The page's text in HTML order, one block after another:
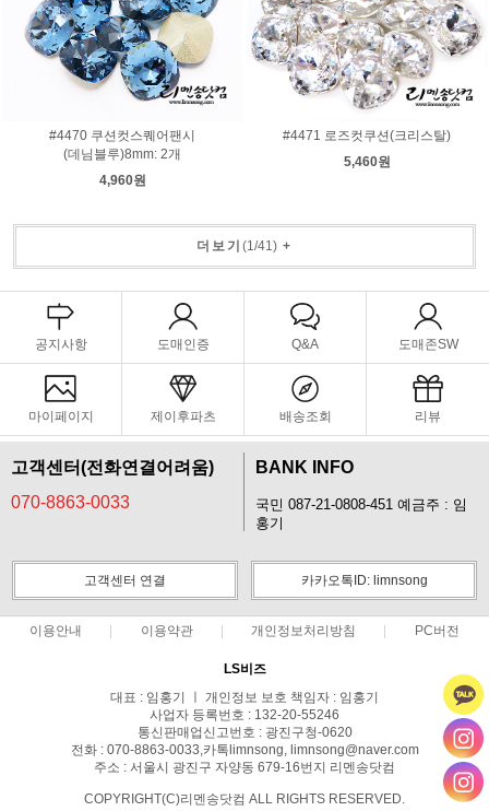
#4470 쿠션컷스퀘어팬시
(데님블루)8mm: 2개
4,960원
#4471 로즈컷쿠션(크리스탈)
5,460원
더보기 (1/41) +
공지사항 도매인증 Q&A 도매존SW
마이페이지 제이후파츠 배송조회 리뷰
고객센터(전화연결어려움)
070-8863-0033
BANK INFO
국민 087-21-0808-451 예금주 : 임
홍기
고객센터 연결 카카오톡ID: limnsong
이용안내 이용약관 개인정보처리방침 PC버전
LS비즈
대표 : 임홍기 ㅣ 개인정보 보호 책임자 : 임홍기
사업자 등록번호 : 132-20-55246
통신판매업신고번호 : 광진구청-0620
전화 : 070-8863-0033,카톡limnsong, limnsong@naver.com
주소 : 서울시 광진구 자양동 679-16번지 리멘송닷컴
COPYRIGHT(C)리멘송닷컴 ALL RIGHTS RESERVED.